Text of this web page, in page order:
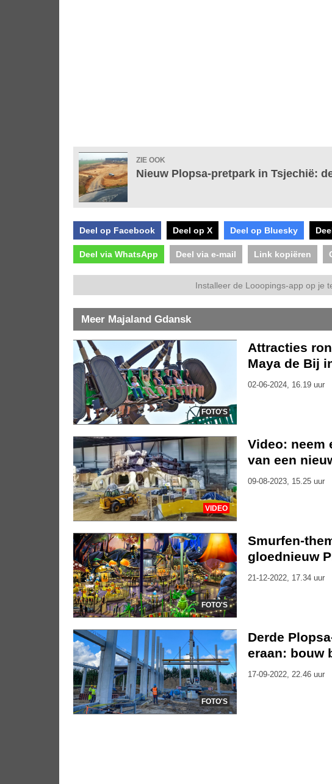
ZIE OOK
Nieuw Plopsa-pretpark in Tsjechië:
Deel op Facebook Deel op X Deel op Bluesky
Deel via WhatsApp Deel via e-mail Link kopiëren
Installeer de Looopings-app op je
Meer Majaland Gdansk
FOTO'S
Attracties
Maya de Bij
02-06-2024, 16.19 uur
VIDEO
Video: neem
van een
09-08-2023, 15.25 uur
FOTO'S
Smurfen-
gloednieuw
21-12-2022, 17.34 uur
FOTO'S
Derde
eraan: bouw
17-09-2022, 22.46 uur